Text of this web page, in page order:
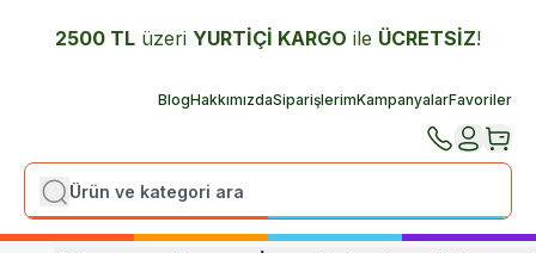
2500 TL üzeri YURTİÇİ KARGO ile ÜCRETSİZ!
BlogHakkımızdaSiparişlerimKampanyalarFavoriler